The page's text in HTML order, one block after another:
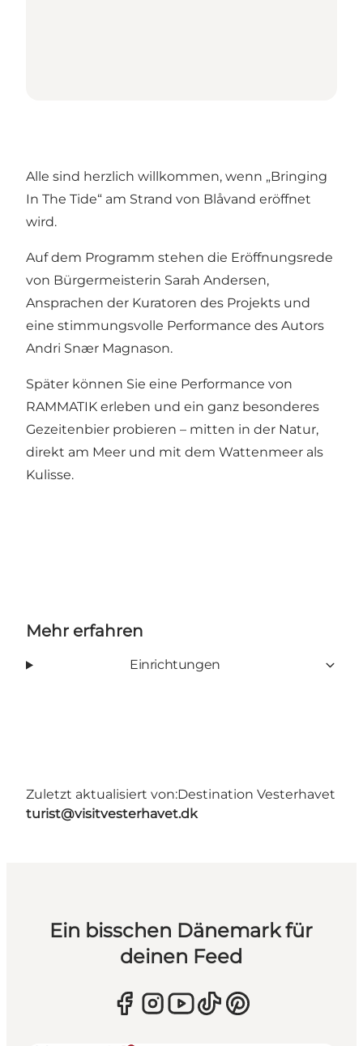
Alle sind herzlich willkommen, wenn „Bringing
In The Tide“ am Strand von Blåvand eröffnet
wird.
Auf dem Programm stehen die Eröffnungsrede
von Bürgermeisterin Sarah Andersen,
Ansprachen der Kuratoren des Projekts und
eine stimmungsvolle Performance des Autors
Andri Snær Magnason.
Später können Sie eine Performance von
RAMMATIK erleben und ein ganz besonderes
Gezeitenbier probieren – mitten in der Natur,
direkt am Meer und mit dem Wattenmeer als
Kulisse.
Mehr erfahren
Einrichtungen
Zuletzt aktualisiert von:Destination Vesterhavet
turist@visitvesterhavet.dk
Ein bisschen Dänemark für
deinen Feed